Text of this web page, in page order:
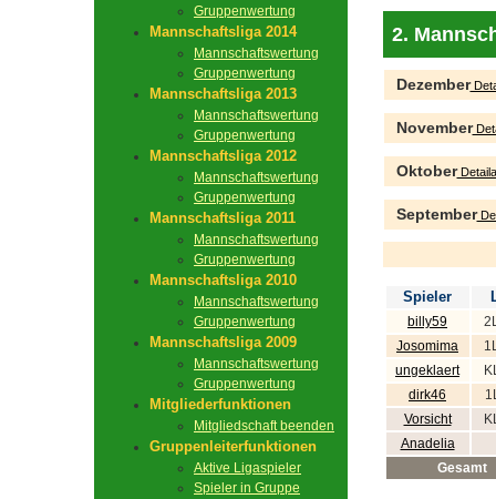
Gruppenwertung
Mannschaftsliga 2014
Mannschaftswertung
Gruppenwertung
Mannschaftsliga 2013
Mannschaftswertung
Gruppenwertung
Mannschaftsliga 2012
Mannschaftswertung
Gruppenwertung
Mannschaftsliga 2011
Mannschaftswertung
Gruppenwertung
Mannschaftsliga 2010
Mannschaftswertung
Gruppenwertung
Mannschaftsliga 2009
Mannschaftswertung
Gruppenwertung
Mitgliederfunktionen
Mitgliedschaft beenden
Gruppenleiterfunktionen
Aktive Ligaspieler
Spieler in Gruppe
2.
Dezember
November
Oktober
September
Spieler
billy59
Josomima
ungeklaert
dirk46
Vorsicht
Anadelia
Gesamt